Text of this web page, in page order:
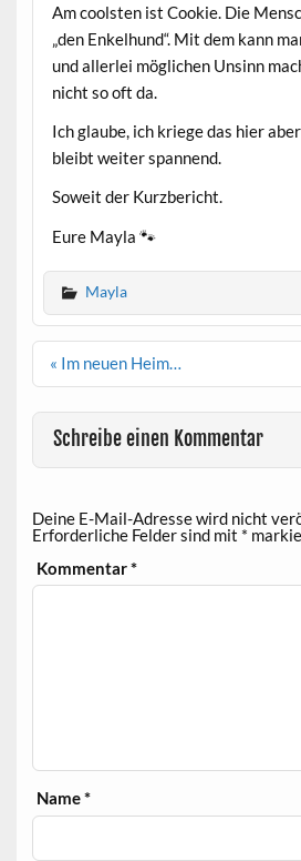
Am coolsten ist Cookie. Die
„den Enkelhund“. Mit dem kann
und allerlei möglichen Unsinn
nicht so oft da.
Ich glaube, ich kriege das hier
bleibt weiter spannend.
Soweit der Kurzbericht.
Eure Mayla 🐾
Mayla
Beitrags-
« Im neuen Heim…
Schreibe einen Kommentar
Deine E-Mail-Adresse wird nicht
Erforderliche Felder sind mit *
Kommentar*
Name*